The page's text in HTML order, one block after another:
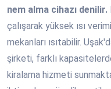
nem alma cihazı denilir.
çalışarak yüksek ısı
mekanları ısıtabilir.
şirketi, farklı
kiralama hizmeti